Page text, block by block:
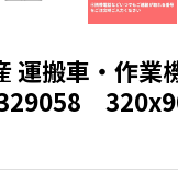
運搬車・作業